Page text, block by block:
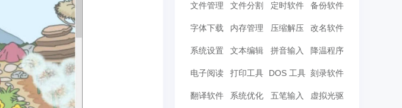
文件管理 文件分割 定时软件 备份软件
字体下载 内存管理 压缩解压 改名软件
系统设置 文本编辑 拼音输入 降温程序
电子阅读 打印工具 DOS 工具 刻录软件
翻译软件 系统优化 五笔输入 虚拟光驱